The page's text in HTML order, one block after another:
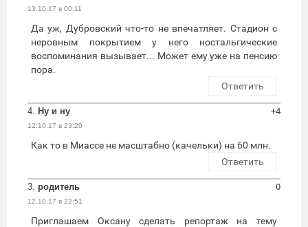
13.10.17 в 00:11
Да уж, Дубровский что-то не впечатляет. Стадион с
неровным покрытием у него ностальгические
воспоминания вызывает... Может ему уже на пенсию
пора.
Ответить
4. Ну и ну
12.10.17 в 23:20
+4
Как то в Миассе не масштабно (качельки) на 60 млн.
Ответить
3. родитель
12.10.17 в 22:51
0
Приглашаем Оксану сделать репортаж на тему